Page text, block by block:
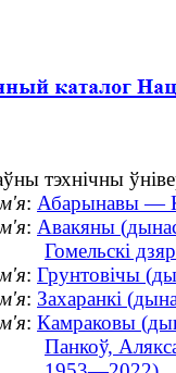
тэхнічны
: Абарынавы —
: Авакяны
Гомельскі
: Грунтовічы
: Захаранкі
: Камраковы
Панкоў,